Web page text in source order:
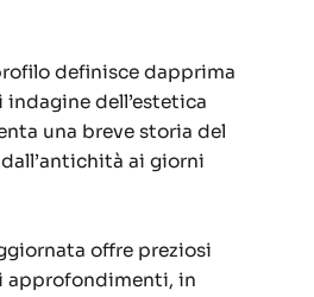
definisce dapprima
dell’estetica
una breve storia del
ai giorni
offre preziosi
approfondimenti, in